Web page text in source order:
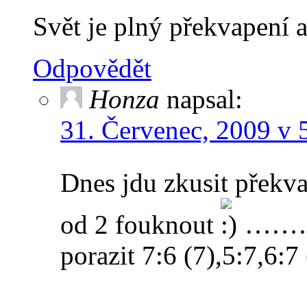
Svět je plný překvapení
Odpovědět
Honza napsal:
31. Červenec, 2009 v
Dnes jdu zkusit
od 2 fouknout
porazit 7:6 (7),5:7,6:7